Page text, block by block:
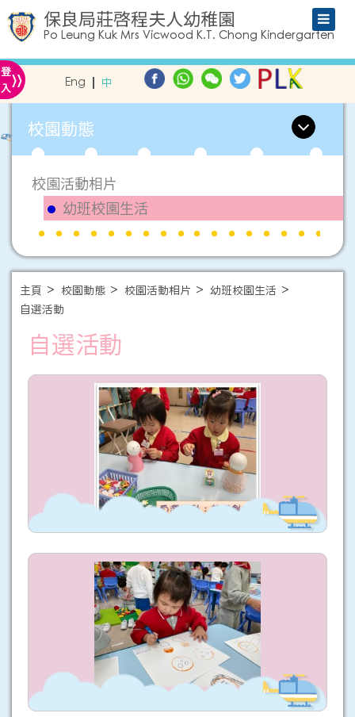
保良局莊啓程夫人幼稚園
Po Leung Kuk Mrs Vicwood K.T. Chong Kindergarten
登
入» Eng 中
校園動態
校園活動相片
幼班校園生活
主頁 校園動態 校園活動相片
幼班校園生活
自選活動
自選活動